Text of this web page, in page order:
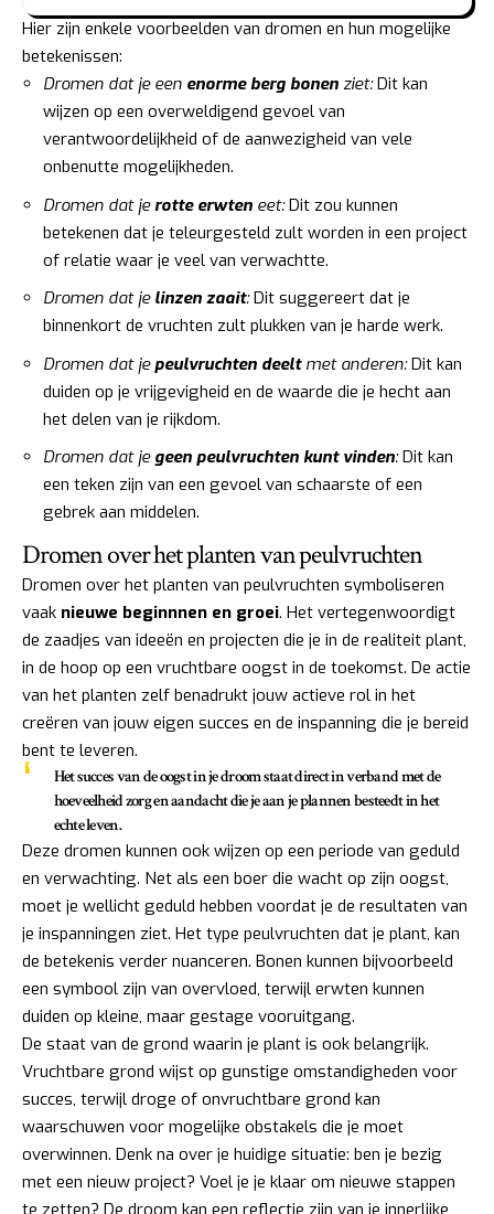
Hier zijn enkele voorbeelden van dromen en hun mogelijke
betekenissen:
Dromen dat je een enorme berg bonen ziet:Dit kan
wijzen op een overweldigend gevoel van
verantwoordelijkheid of de aanwezigheid van vele
onbenutte mogelijkheden.
Dromen dat jerotte erwten eet:Dit zou kunnen
betekenen dat je teleurgesteld zult worden in een project
of relatie waar je veel van verwachtte.
Dromen dat je linzen zaait:Dit suggereert dat je
binnenkort de vruchten zult plukken van je harde werk.
Dromen dat jepeulvruchten deeltmet anderen:Dit kan
duiden op je vrijgevigheid en de waarde die je hecht aan
het delen van je rijkdom.
Dromen dat je geen peulvruchten kunt vinden:Dit kan
een teken zijn van een gevoel van schaarste of een
gebrek aan middelen.
Dromen over het planten van peulvruchten
Dromen over het planten van peulvruchten symboliseren
vaak nieuwe beginnnen en groei. Het vertegenwoordigt
de zaadjes van ideeën en projecten die je in de realiteit plant,
in de hoop op een vruchtbare oogst in de toekomst. De actie
van het planten zelf benadrukt jouw actieve rol in het
creëren van jouw eigen succes en de inspanning die je bereid
bent te leveren.
Het succes van de oogst in je droom staat direct in verband met de
hoeveelheid zorg en aandacht die je aan je plannen besteedt in het
echte leven.
Deze dromen kunnen ook wijzen op een periode van geduld
en verwachting. Net als een boer die wacht op zijn oogst,
moet je wellicht geduld hebben voordat je de resultaten van
je inspanningen ziet. Het type peulvruchten dat je plant, kan
de betekenis verder nuanceren. Bonen kunnen bijvoorbeeld
een symbool zijn van overvloed, terwijl erwten kunnen
duiden op kleine, maar gestage vooruitgang.
De staat van de grond waarin je plant is ook belangrijk.
Vruchtbare grond wijst op gunstige omstandigheden voor
succes, terwijl droge of onvruchtbare grond kan
waarschuwen voor mogelijke obstakels die je moet
overwinnen. Denk na over je huidige situatie: ben je bezig
met een nieuw project? Voel je je klaar om nieuwe stappen
te zetten? De droom kan een reflectie zijn van je innerlijke